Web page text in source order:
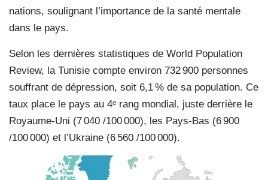
nations, soulignant l’importance de la santé mentale
dans le pays.
Selon les dernières statistiques de World Population
Review, la Tunisie compte environ 732 900 personnes
souffrant de dépression, soit 6,1 % de sa population. Ce
taux place le pays au 4ᵉ rang mondial, juste derrière le
Royaume-Uni (7 040 /100 000), les Pays-Bas (6 900
/100 000) et l’Ukraine (6 560 /100 000).